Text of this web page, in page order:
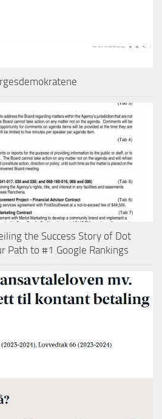
the Success Story of Dot
Path to #1 Google Rankings